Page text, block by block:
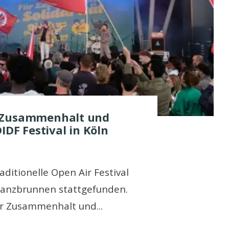
und
Festival in Köln
Open Air Festival
stattgefunden.
Zusammenhalt und...